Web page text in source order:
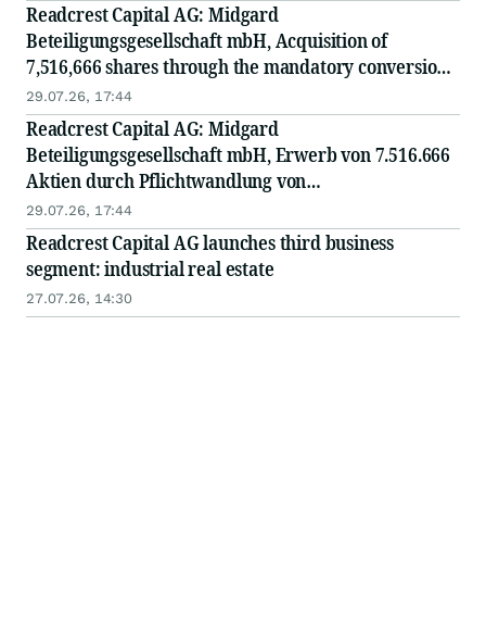
Readcrest Capital AG: Midgard
Beteiligungsgesellschaft mbH, Acquisition of
7,516,666 shares through the mandatory conversion
of convertible bonds at a conversion price of EUR
1.20
29.07.26, 17:44
Readcrest Capital AG: Midgard
Beteiligungsgesellschaft mbH, Erwerb von 7.516.666
Aktien durch Pflichtwandlung von
Wandelschuldverschreibungen zum Wandlungspreis
von EUR 1,20
29.07.26, 17:44
Readcrest Capital AG launches third business
segment: industrial real estate
27.07.26, 14:30